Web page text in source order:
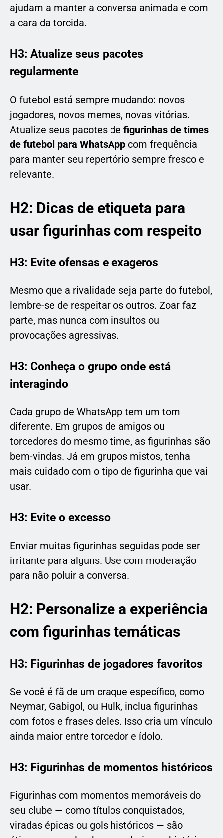
ajudam a manter a conversa animada e com
a cara da torcida.
H3: Atualize seus pacotes
regularmente
O futebol está sempre mudando: novos
jogadores, novos memes, novas vitórias.
Atualize seus pacotes de figurinhas de times
de futebol para WhatsApp com frequência
para manter seu repertório sempre fresco e
relevante.
H2: Dicas de etiqueta para
usar figurinhas com respeito
H3: Evite ofensas e exageros
Mesmo que a rivalidade seja parte do futebol,
lembre-se de respeitar os outros. Zoar faz
parte, mas nunca com insultos ou
provocações agressivas.
H3: Conheça o grupo onde está
interagindo
Cada grupo de WhatsApp tem um tom
diferente. Em grupos de amigos ou
torcedores do mesmo time, as figurinhas são
bem-vindas. Já em grupos mistos, tenha
mais cuidado com o tipo de figurinha que vai
usar.
H3: Evite o excesso
Enviar muitas figurinhas seguidas pode ser
irritante para alguns. Use com moderação
para não poluir a conversa.
H2: Personalize a experiência
com figurinhas temáticas
H3: Figurinhas de jogadores favoritos
Se você é fã de um craque específico, como
Neymar, Gabigol, ou Hulk, inclua figurinhas
com fotos e frases deles. Isso cria um vínculo
ainda maior entre torcedor e ídolo.
H3: Figurinhas de momentos históricos
Figurinhas com momentos memoráveis do
seu clube — como títulos conquistados,
viradas épicas ou gols históricos — são